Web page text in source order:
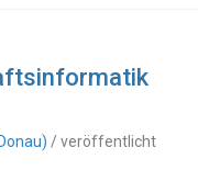
/ veröffentlicht